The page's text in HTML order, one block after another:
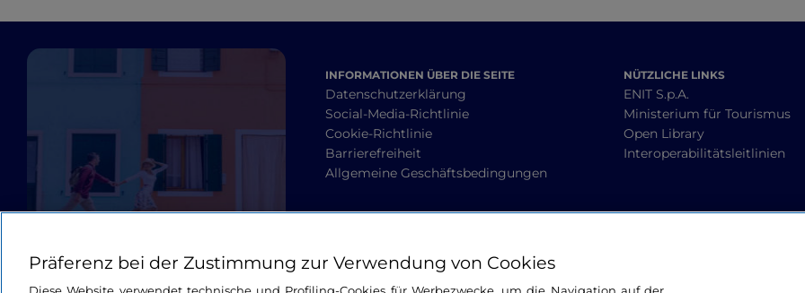
INFORMATIONEN ÜBER DIE SEITE
Datenschutzerklärung
Social-Media-Richtlinie
Cookie-Richtlinie
Barrierefreiheit
Allgemeine Geschäftsbedingungen
NÜTZLICHE LINKS
ENIT S.p.A.
Ministerium für Tourismus
Open Library
Interoperabilitätsleitlinien
Präferenz bei der Zustimmung zur Verwendung von Cookies